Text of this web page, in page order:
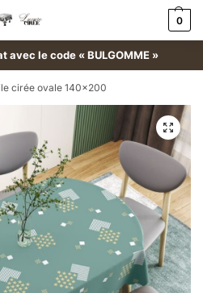
0
avec le code « BULGOMME »
cirée ovale 140×200